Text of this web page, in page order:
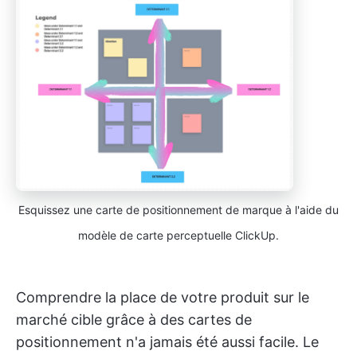
Esquissez une carte de positionnement de marque à l'aide du
modèle de carte perceptuelle ClickUp.
Comprendre la place de votre produit sur le
marché cible grâce à des cartes de
positionnement n'a jamais été aussi facile. Le